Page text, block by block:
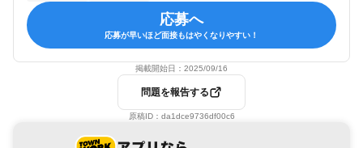
応募へ
応募が早いほど面接もはやくなりやすい！
掲載開始日： 2025/09/16
問題を報告する
原稿ID： da1dce9736df00c6